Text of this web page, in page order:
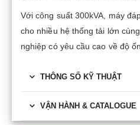
Với công suất 300kVA, máy
cho nhiều hệ thống tải lớn
nghiệp có yêu cầu cao về độ
THÔNG SỐ KỸ THUẬT
VẬN HÀNH & CATALOGUE